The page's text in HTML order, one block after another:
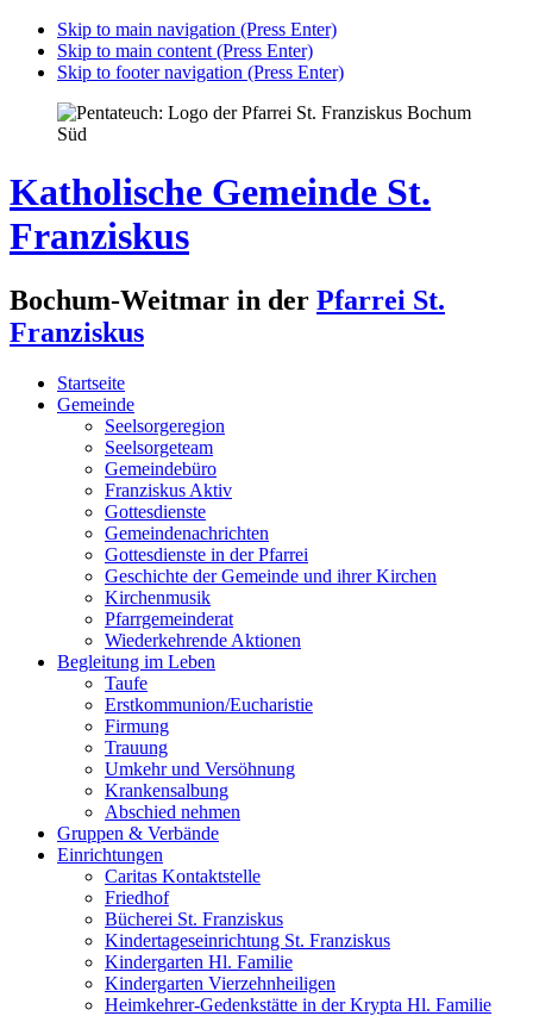
Skip to main navigation (Press Enter)
Skip to main content (Press Enter)
Skip to footer navigation (Press Enter)
Katholische Gemeinde St.
Franziskus
Bochum-Weitmar in der Pfarrei St.
Franziskus
Startseite
Gemeinde
Seelsorgeregion
Seelsorgeteam
Gemeindebüro
Franziskus Aktiv
Gottesdienste
Gemeindenachrichten
Gottesdienste in der Pfarrei
Geschichte der Gemeinde und ihrer Kirchen
Kirchenmusik
Pfarrgemeinderat
Wiederkehrende Aktionen
Begleitung im Leben
Taufe
Erstkommunion/Eucharistie
Firmung
Trauung
Umkehr und Versöhnung
Krankensalbung
Abschied nehmen
Gruppen & Verbände
Einrichtungen
Caritas Kontaktstelle
Friedhof
Bücherei St. Franziskus
Kindertageseinrichtung St. Franziskus
Kindergarten Hl. Familie
Kindergarten Vierzehnheiligen
Heimkehrer-Gedenkstätte in der Krypta Hl. Familie